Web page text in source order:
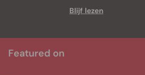
Blijf lezen
Featured on